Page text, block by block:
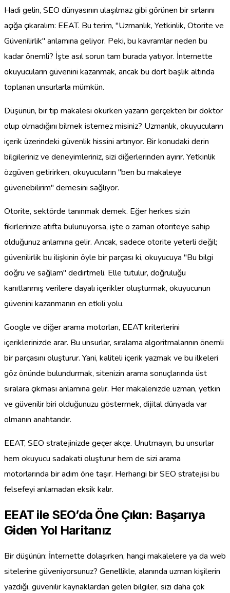
Hadi gelin, SEO dünyasının ulaşılmaz gibi görünen bir sırlarını
açığa çıkaralım: EEAT. Bu terim, "Uzmanlık, Yetkinlik, Otorite ve
Güvenilirlik" anlamına geliyor. Peki, bu kavramlar neden bu
kadar önemli? İşte asıl sorun tam burada yatıyor. İnternette
okuyucuların güvenini kazanmak, ancak bu dört başlık altında
toplanan unsurlarla mümkün.
Düşünün, bir tıp makalesi okurken yazarın gerçekten bir doktor
olup olmadığını bilmek istemez misiniz? Uzmanlık, okuyucuların
içerik üzerindeki güvenlik hissini artırıyor. Bir konudaki derin
bilgileriniz ve deneyimleriniz, sizi diğerlerinden ayırır. Yetkinlik
özgüven getirirken, okuyucuların "ben bu makaleye
güvenebilirim" demesini sağlıyor.
Otorite, sektörde tanınmak demek. Eğer herkes sizin
fikirlerinize atıfta bulunuyorsa, işte o zaman otoriteye sahip
olduğunuz anlamına gelir. Ancak, sadece otorite yeterli değil;
güvenilirlik bu ilişkinin öyle bir parçası ki, okuyucuya "Bu bilgi
doğru ve sağlam" dedirtmeli. Elle tutulur, doğruluğu
kanıtlanmış verilere dayalı içerikler oluşturmak, okuyucunun
güvenini kazanmanın en etkili yolu.
Google ve diğer arama motorları, EEAT kriterlerini
içeriklerinizde arar. Bu unsurlar, sıralama algoritmalarının önemli
bir parçasını oluşturur. Yani, kaliteli içerik yazmak ve bu ilkeleri
göz önünde bulundurmak, sitenizin arama sonuçlarında üst
sıralara çıkması anlamına gelir. Her makalenizde uzman, yetkin
ve güvenilir biri olduğunuzu göstermek, dijital dünyada var
olmanın anahtarıdır.
EEAT, SEO stratejinizde geçer akçe. Unutmayın, bu unsurlar
hem okuyucu sadakati oluşturur hem de sizi arama
motorlarında bir adım öne taşır. Herhangi bir SEO stratejisi bu
felsefeyi anlamadan eksik kalır.
EEAT ile SEO’da Öne Çıkın: Başarıya
Giden Yol Haritanız
Bir düşünün: İnternette dolaşırken, hangi makalelere ya da web
sitelerine güveniyorsunuz? Genellikle, alanında uzman kişilerin
yazdığı, güvenilir kaynaklardan gelen bilgiler, sizi daha çok